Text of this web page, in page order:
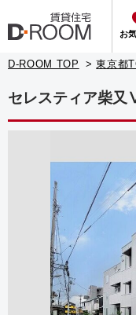
お
D-ROOM TOP 東京都
セレスティア柴